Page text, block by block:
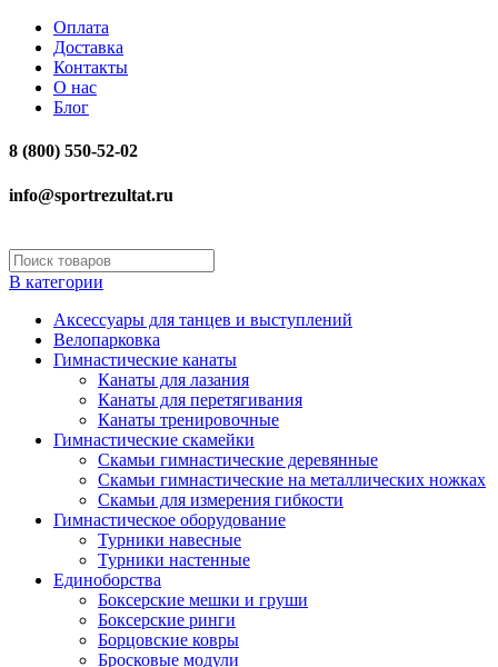
Оплата
Доставка
Контакты
О нас
Блог
8 (800) 550-52-02
info@sportrezultat.ru
В категории
Аксессуары для танцев и выступлений
Велопарковка
Гимнастические канаты
Канаты для лазания
Канаты для перетягивания
Канаты тренировочные
Гимнастические скамейки
Скамьи гимнастические деревянные
Скамьи гимнастические на металлических ножках
Скамьи для измерения гибкости
Гимнастическое оборудование
Турники навесные
Турники настенные
Единоборства
Боксерские мешки и груши
Боксерские ринги
Борцовские ковры
Бросковые модули